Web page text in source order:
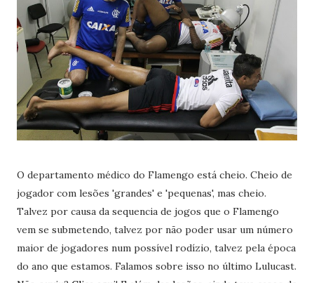
O departamento médico do Flamengo está cheio. Cheio de
jogador com lesões 'grandes' e 'pequenas', mas cheio.
Talvez por causa da sequencia de jogos que o Flamengo
vem se submetendo, talvez por não poder usar um número
maior de jogadores num possível rodízio, talvez pela época
do ano que estamos. Falamos sobre isso no último Lulucast.